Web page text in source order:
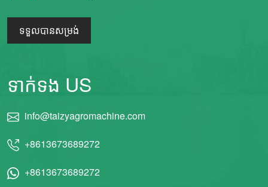
ទទួលបានសម្រង់
ទាក់ទង US
info@taizyagromachine.com
+8613673689272
+8613673689272